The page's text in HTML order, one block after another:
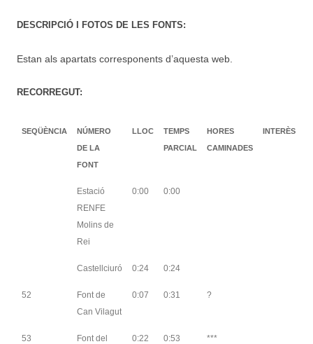
DESCRIPCIÓ I FOTOS DE LES FONTS:
Estan als apartats corresponents d’aquesta web.
RECORREGUT:
SEQÜÈNCIA
NÚMERO
DE LA
FONT
LLOC
TEMPS
PARCIAL
HORES
CAMINADES
INTERÈS
Estació
RENFE
Molins de
Rei
0:00 0:00
Castellciuró 0:24 0:24
52
Font de
Can Vilagut
0:07 0:31 ?
53
Font del
0:22 0:53 ***